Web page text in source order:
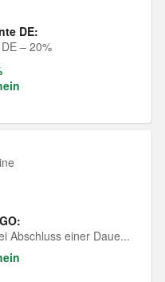
DE:
– 20%
Abschluss einer Daue...